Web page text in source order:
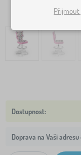
Doprava na Vaši adresu
Přijmout